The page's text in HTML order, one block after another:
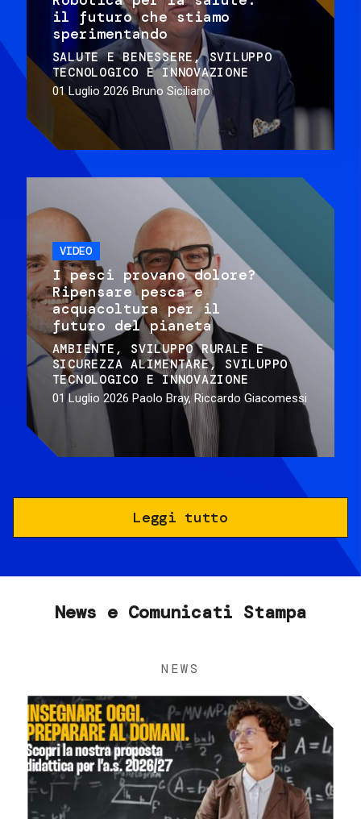
il futuro che stiamo
sperimentando
SALUTE E BENESSERE
SVILUPPO
TECNOLOGICO E INNOVAZIONE
01 Luglio 2026 Bruno Siciliano
VIDEO
I pesci provano dolore?
Ripensare pesca e
acquacoltura per il
futuro del pianeta
AMBIENTE
SVILUPPO RURALE E
SICUREZZA ALIMENTARE
SVILUPPO
TECNOLOGICO E INNOVAZIONE
01 Luglio 2026 Paolo Bray, Riccardo Giacomessi
Leggi tutto
News e Comunicati Stampa
NEWS